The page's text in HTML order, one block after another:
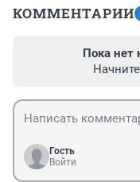
КОММЕНТАРИИ
Пока нет
Гость
Войти